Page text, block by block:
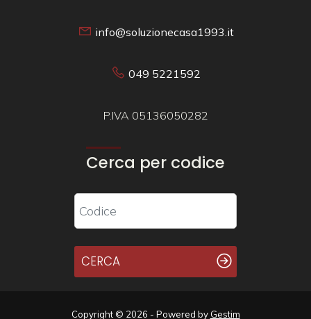
info@soluzionecasa1993.it
049 5221592
P.IVA 05136050282
Cerca per codice
CERCA
Copyright © 2026 - Powered by Gestim